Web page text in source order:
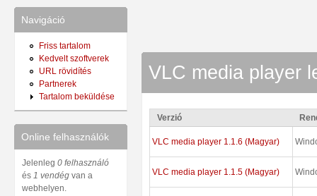
Navigáció
Friss tartalom
Kedvelt szoftverek
URL rövidítés
Partnerek
Tartalom beküldése
Online felhasználók
Jelenleg 0 felhasználó
és 1 vendég van a
webhelyen.
VLC media player
Verzió
VLC media player 1.1.6 (Magyar)
VLC media player 1.1.5 (Magyar)